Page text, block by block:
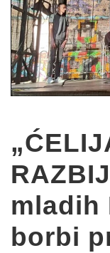
mladih
borbi